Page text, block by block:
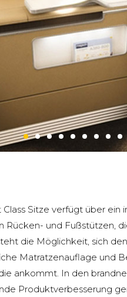
Sitze verfügt über
und Fußstützen,
die Möglichkeit, sich
Matratzenauflage
ankommt. In den
Produktverbesserung